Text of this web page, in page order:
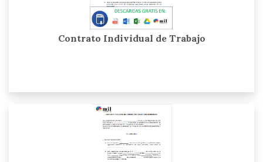
Contrato Individual de Trabajo